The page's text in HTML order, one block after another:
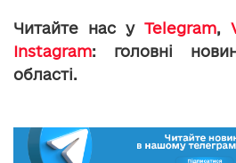
Читайте нас у Telegram,
Instagram: головні
області.